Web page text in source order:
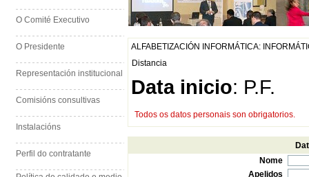
O Comité Executivo
O Presidente
Representación institucional
Comisións consultivas
Instalacións
Perfil do contratante
ALFABETIZACIÓN INFORMÁTICA:
Distancia
Data inicio: P.F.
Todos os datos personais son obrigatorios.
Nome
Apelidos